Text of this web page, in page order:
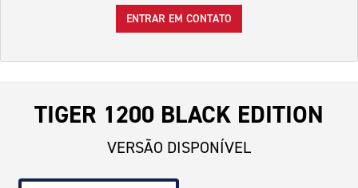
ENTRAR EM CONTATO
TIGER 1200 BLACK EDITION
VERSÃO DISPONÍVEL